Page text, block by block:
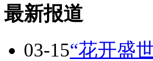
最新报道
03-15“花开盛